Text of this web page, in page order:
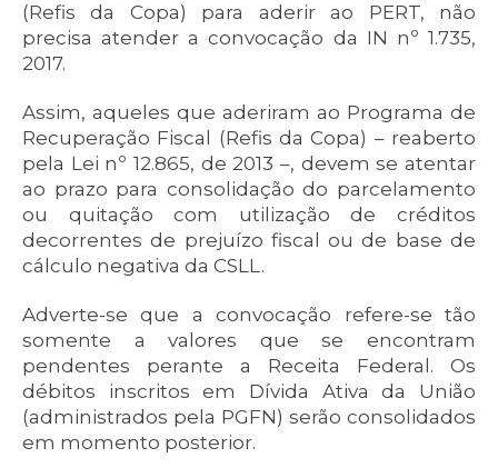
(Refis da Copa) para aderir ao PERT, não
precisa atender a convocação da IN nº 1.735,
2017.
Assim, aqueles que aderiram ao Programa de
Recuperação Fiscal (Refis da Copa) – reaberto
pela Lei nº 12.865, de 2013 –, devem se atentar
ao prazo para consolidação do parcelamento
ou quitação com utilização de créditos
decorrentes de prejuízo fiscal ou de base de
cálculo negativa da CSLL.
Adverte-se que a convocação refere-se tão
somente a valores que se encontram
pendentes perante a Receita Federal. Os
débitos inscritos em Dívida Ativa da União
(administrados pela PGFN) serão consolidados
em momento posterior.